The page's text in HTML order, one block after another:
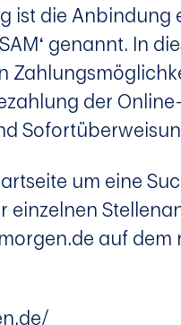
ist die
genannt. In
der
um eine
einzelnen
auf